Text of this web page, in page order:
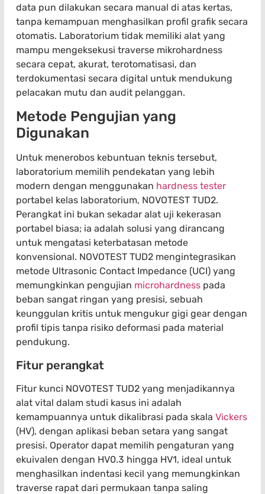
data pun dilakukan secara manual di atas kertas,
tanpa kemampuan menghasilkan profil grafik secara
otomatis. Laboratorium tidak memiliki alat yang
mampu mengeksekusi traverse mikrohardness
secara cepat, akurat, terotomatisasi, dan
terdokumentasi secara digital untuk mendukung
pelacakan mutu dan audit pelanggan.
Metode Pengujian yang
Digunakan
Untuk menerobos kebuntuan teknis tersebut,
laboratorium memilih pendekatan yang lebih
modern dengan menggunakan hardness tester
portabel kelas laboratorium, NOVOTEST TUD2.
Perangkat ini bukan sekadar alat uji kekerasan
portabel biasa; ia adalah solusi yang dirancang
untuk mengatasi keterbatasan metode
konvensional. NOVOTEST TUD2 mengintegrasikan
metode Ultrasonic Contact Impedance (UCI) yang
memungkinkan pengujian microhardness pada
beban sangat ringan yang presisi, sebuah
keunggulan kritis untuk mengukur gigi gear dengan
profil tipis tanpa risiko deformasi pada material
pendukung.
Fitur perangkat
Fitur kunci NOVOTEST TUD2 yang menjadikannya
alat vital dalam studi kasus ini adalah
kemampuannya untuk dikalibrasi pada skala Vickers
(HV), dengan aplikasi beban setara yang sangat
presisi. Operator dapat memilih pengaturan yang
ekuivalen dengan HV0.3 hingga HV1, ideal untuk
menghasilkan indentasi kecil yang memungkinkan
traverse rapat dari permukaan tanpa saling